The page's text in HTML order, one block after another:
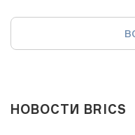
НОВОСТИ BRICS